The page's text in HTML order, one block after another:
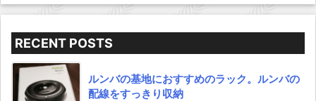
RECENT POSTS
ルンバの基地におすすめのラック。ルンバの
配線をすっきり収納